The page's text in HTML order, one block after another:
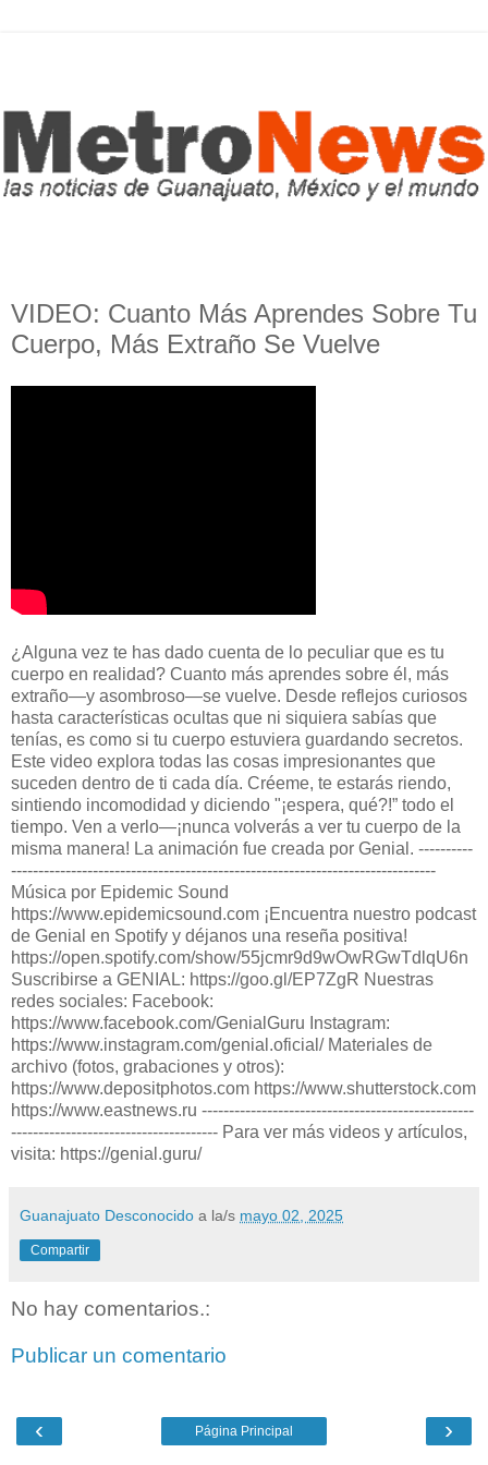
VIDEO: Cuanto Más Aprendes Sobre Tu
Cuerpo, Más Extraño Se Vuelve
¿Alguna vez te has dado cuenta de lo peculiar que es tu
cuerpo en realidad? Cuanto más aprendes sobre él, más
extraño—y asombroso—se vuelve. Desde reflejos curiosos
hasta características ocultas que ni siquiera sabías que
tenías, es como si tu cuerpo estuviera guardando secretos.
Este video explora todas las cosas impresionantes que
suceden dentro de ti cada día. Créeme, te estarás riendo,
sintiendo incomodidad y diciendo "¡espera, qué?!” todo el
tiempo. Ven a verlo—¡nunca volverás a ver tu cuerpo de la
misma manera! La animación fue creada por Genial. ----------
------------------------------------------------------------------------------
Música por Epidemic Sound
https://www.epidemicsound.com ¡Encuentra nuestro podcast
de Genial en Spotify y déjanos una reseña positiva!
https://open.spotify.com/show/55jcmr9d9wOwRGwTdlqU6n
Suscribirse a GENIAL: https://goo.gl/EP7ZgR Nuestras
redes sociales: Facebook:
https://www.facebook.com/GenialGuru Instagram:
https://www.instagram.com/genial.oficial/ Materiales de
archivo (fotos, grabaciones y otros):
https://www.depositphotos.com https://www.shutterstock.com
https://www.eastnews.ru --------------------------------------------------
-------------------------------------- Para ver más videos y artículos,
visita: https://genial.guru/
Guanajuato Desconocido a la/s mayo 02, 2025
Compartir
No hay comentarios.:
Publicar un comentario
‹ ›
Página Principal